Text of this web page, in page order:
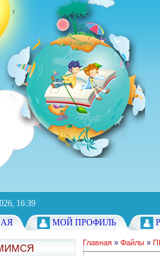
16:39
МОЙ ПРОФИЛЬ
Главная » Файлы »